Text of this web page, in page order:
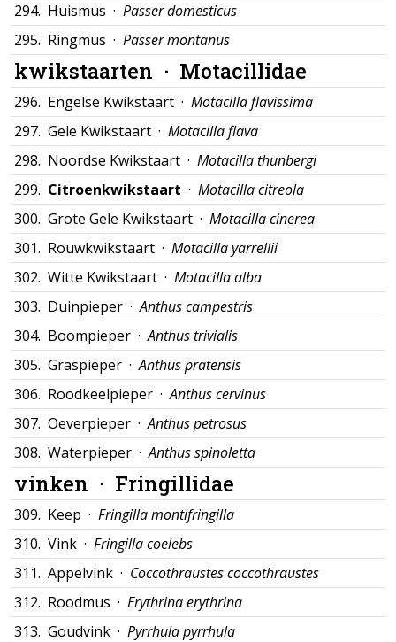
294. Huismus · Passer domesticus
295. Ringmus · Passer montanus
kwikstaarten · Motacillidae
296. Engelse Kwikstaart · Motacilla flavissima
297. Gele Kwikstaart · Motacilla flava
298. Noordse Kwikstaart · Motacilla thunbergi
299. Citroenkwikstaart · Motacilla citreola
300. Grote Gele Kwikstaart · Motacilla cinerea
301. Rouwkwikstaart · Motacilla yarrellii
302. Witte Kwikstaart · Motacilla alba
303. Duinpieper ·Anthus campestris
304. Boompieper ·Anthus trivialis
305. Graspieper ·Anthus pratensis
306. Roodkeelpieper ·Anthus cervinus
307. Oeverpieper ·Anthus petrosus
308. Waterpieper ·Anthus spinoletta
vinken · Fringillidae
309. Keep · Fringilla montifringilla
310. Vink · Fringilla coelebs
311. Appelvink · Coccothraustes coccothraustes
312. Roodmus · Erythrina erythrina
313. Goudvink · Pyrrhula pyrrhula